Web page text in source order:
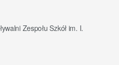
Zespołu Szkół im. I.